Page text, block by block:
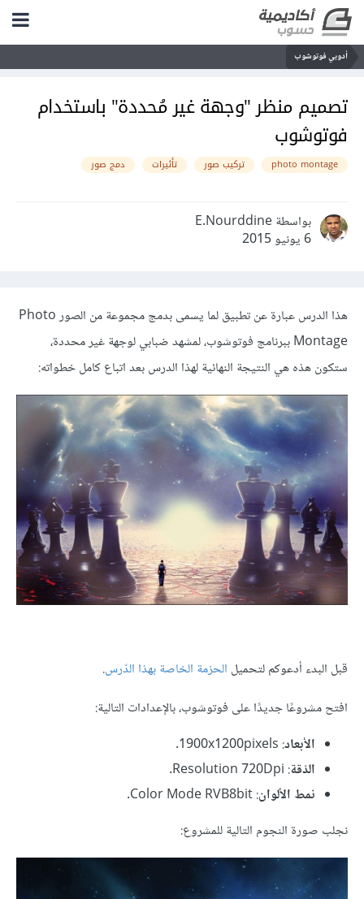
أدوبي فوتوشوب
تصميم منظر "وجهة غير مُحددة" باستخدام
فوتوشوب
photo montage تركيب صور تأثيرات دمج صور
بواسطة E.Nourddine
6 يونيو 2015
هذا الدرس عبارة عن تطبيق لما يسمى بدمج مجموعة من الصور Photo
Montage ببرنامج فوتوشوب، لمشهد ضبابي لوجهة غير محددة،
ستكون هذه هي النتيجة النهائية لهذا الدرس بعد اتباع كامل خطواته:
قبل البدء أدعوكم لتحميل الحزمة الخاصة بهذا الدّرس.
افتح مشروعًا جديدًا على فوتوشوب، بالإعدادات التالية:
الأبعاد: 1900x1200pixels.
الدّقة: Resolution 720Dpi.
نمط الألوان: Color Mode RVB8bit.
نجلب صورة النجوم التالية للمشروع: